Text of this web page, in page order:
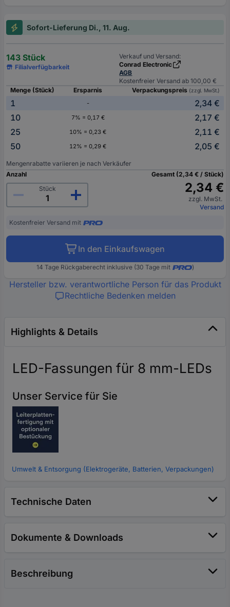
Sofort-Lieferung Di., 11. Aug.
143 Stück
Filialverfügbarkeit
Verkauf und Versand:
Conrad Electronic
AGB
Kostenfreier Versand ab 100,00 €
Menge (Stück)
Ersparnis Verpackungspreis (zzgl. MwSt.)
1 -
2,34 €
10
7% = 0,17 €
2,17 €
25
10% = 0,23 €
2,11 €
50
12% = 0,29 € 2,05 €
Mengenrabatte variieren je nach Verkäufer
Anzahl
Stück
Gesamt (2,34 € / Stück)
2,34 €
zzgl. MwSt.
Versand
Kostenfreier Versand mit
In den Einkaufswagen
14 Tage Rückgaberecht inklusive (30 Tage mit )
Hersteller bzw. verantwortliche Person für das Produkt
Rechtliche Bedenken melden
Highlights & Details
LED-Fassungen für 8 mm-LEDs
Unser Service für Sie
Umwelt & Entsorgung (Elektrogeräte, Batterien, Verpackungen)
Technische Daten
Dokumente & Downloads
Beschreibung